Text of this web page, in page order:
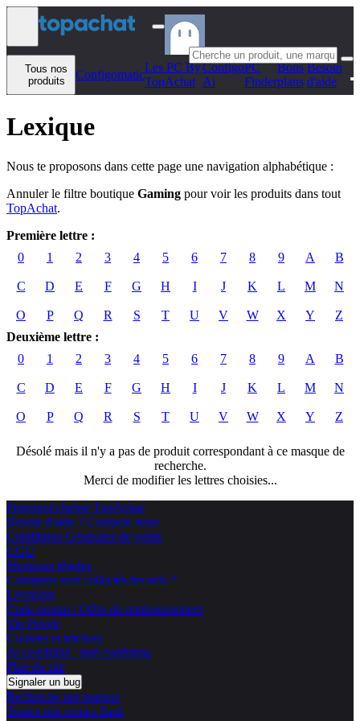
Aller au contenu
Tous nos
produits
Configomatic
Les PC By
TopAchat
Configo
Ai
PC
Finder
Bons
plans
Besoin
d'aide
Lexique
Nous te proposons dans cette page une navigation alphabétique :
Annuler le filtre boutique Gaming pour voir les produits dans tout
TopAchat.
Première lettre :
0
1 2 3 4 5 6 7 8 9 A B
C D E F G H I J K L M N
O P Q R S T U V W X Y
Z
Deuxième lettre :
0
1 2 3 4 5 6 7 8 9 A B
C D E F G H I J K L M N
O P Q R S T U V W X Y Z
Désolé mais il n'y a pas de produit correspondant à ce masque de
recherche.
Merci de modifier les lettres choisies...
Pourquoi choisir TopAchat
Besoin d'aide ? Contacte nous
Conditions Générales de vente
CGU
Mentions légales
Comment sont collectés les avis ?
Livraison
Code promo / Offre de remboursement
Vie Privée
Cookies et trackers
Accessibilité : non conforme
Plan du site
Signaler un bug
Recherche par marque
Toutes nos ventes flash